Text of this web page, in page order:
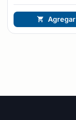
Agregar